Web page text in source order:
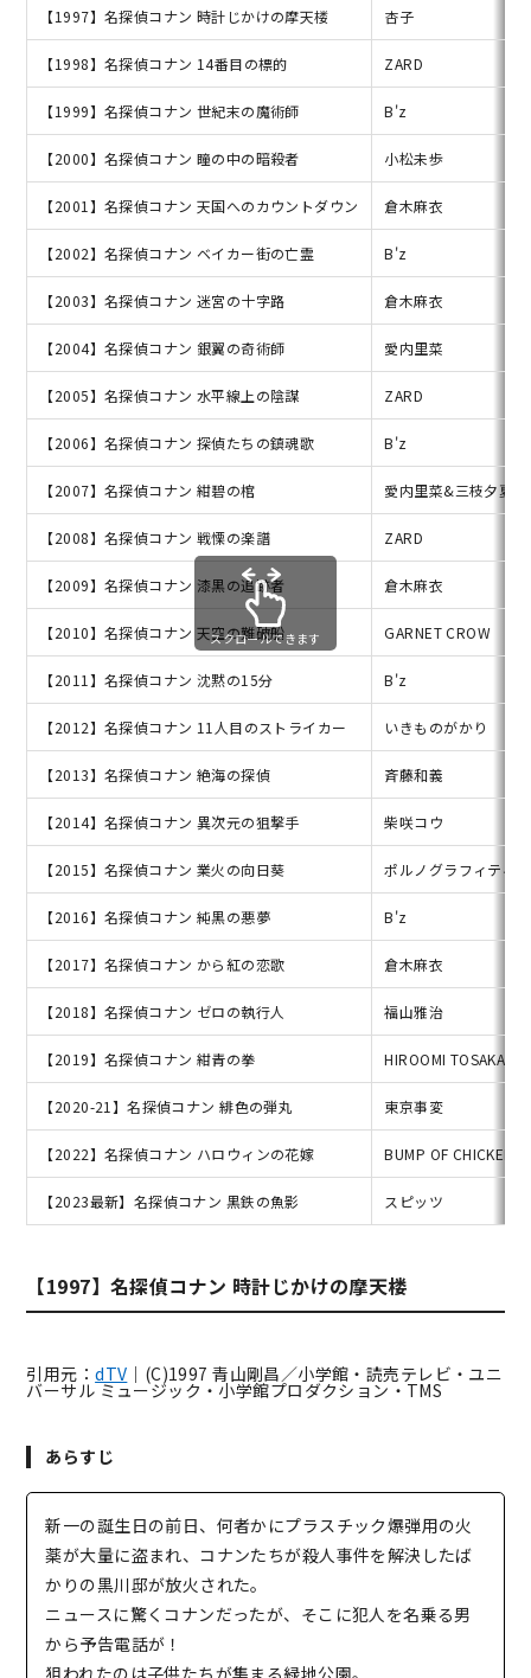
【1997】名探偵コナン 時計じかけの摩天楼 杏子
【1998】名探偵コナン 14番目の標的 ZARD
【1999】名探偵コナン 世紀末の魔術師 B'z
【2000】名探偵コナン 瞳の中の暗殺者 小松未歩
【2001】名探偵コナン 天国へのカウントダウン 倉木麻衣
【2002】名探偵コナン ベイカー街の亡霊 B'z
【2003】名探偵コナン 迷宮の十字路 倉木麻衣
【2004】名探偵コナン 銀翼の奇術師 愛内里菜
【2005】名探偵コナン 水平線上の陰謀 ZARD
【2006】名探偵コナン 探偵たちの鎮魂歌 B'z
【2007】名探偵コナン 紺碧の棺 愛内里菜&三枝夕夏
【2008】名探偵コナン 戦慄の楽譜 ZARD
【2009】名探偵コナン 漆黒の追跡者 倉木麻衣
【2010】名探偵コナン 天空の難破船 GARNET CROW
【2011】名探偵コナン 沈黙の15分 B'z
【2012】名探偵コナン 11人目のストライカー いきものがかり
【2013】名探偵コナン 絶海の探偵 斉藤和義
【2014】名探偵コナン 異次元の狙撃手 柴咲コウ
【2015】名探偵コナン 業火の向日葵 ポルノグラフィティ
【2016】名探偵コナン 純黒の悪夢 B'z
【2017】名探偵コナン から紅の恋歌 倉木麻衣
【2018】名探偵コナン ゼロの執行人 福山雅治
【2019】名探偵コナン 紺青の拳 HIROOMI TOSAKA
【2020-21】名探偵コナン 緋色の弾丸 東京事変
【2022】名探偵コナン ハロウィンの花嫁 BUMP OF CHICKEN
【2023最新】名探偵コナン 黒鉄の魚影 スピッツ
スクロールできます
【1997】名探偵コナン 時計じかけの摩天楼
引用元：dTV ｜(C)1997 青山剛昌／小学館・読売テレビ・ユニ
バーサル ミュージック・小学館プロダクション・TMS
あらすじ
新一の誕生日の前日、何者かにプラスチック爆弾用の火
薬が大量に盗まれ、コナンたちが殺人事件を解決したば
かりの黒川邸が放火された。
ニュースに驚くコナンだったが、そこに犯人を名乗る男
から予告電話が！